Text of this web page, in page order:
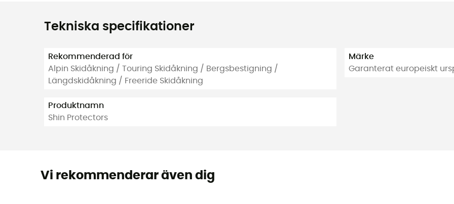
Tekniska specifikationer
Rekommenderad för
Alpin Skidåkning / Touring Skidåkning / Bergsbestigning /
Längdskidåkning / Freeride Skidåkning
Produktnamn
Shin Protectors
Märke
Garanterat europeiskt
Vi rekommenderar även dig